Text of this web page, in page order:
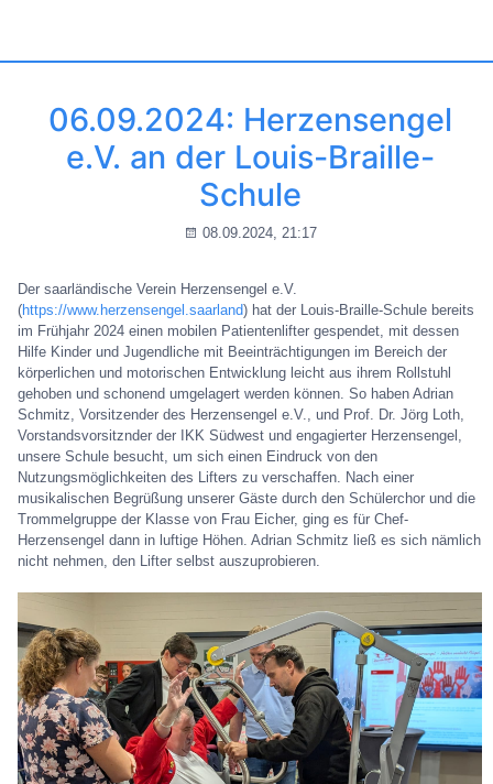
06.09.2024: Herzensengel
e.V. an der Louis-Braille-
Schule
08.09.2024, 21:17
Der saarländische Verein Herzensengel e.V.
(https://www.herzensengel.saarland) hat der Louis-Braille-Schule bereits
im Frühjahr 2024 einen mobilen Patientenlifter gespendet, mit dessen
Hilfe Kinder und Jugendliche mit Beeinträchtigungen im Bereich der
körperlichen und motorischen Entwicklung leicht aus ihrem Rollstuhl
gehoben und schonend umgelagert werden können. So haben Adrian
Schmitz, Vorsitzender des Herzensengel e.V., und Prof. Dr. Jörg Loth,
Vorstandsvorsitznder der IKK Südwest und engagierter Herzensengel,
unsere Schule besucht, um sich einen Eindruck von den
Nutzungsmöglichkeiten des Lifters zu verschaffen. Nach einer
musikalischen Begrüßung unserer Gäste durch den Schülerchor und die
Trommelgruppe der Klasse von Frau Eicher, ging es für Chef-
Herzensengel dann in luftige Höhen. Adrian Schmitz ließ es sich nämlich
nicht nehmen, den Lifter selbst auszuprobieren.